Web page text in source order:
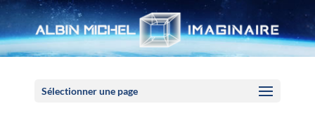
Sélectionner une page
Panneau de gestion des cookies